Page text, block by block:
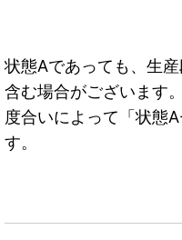
状態Aであっても、生
含む場合がございます
度合いによって「状態
す。